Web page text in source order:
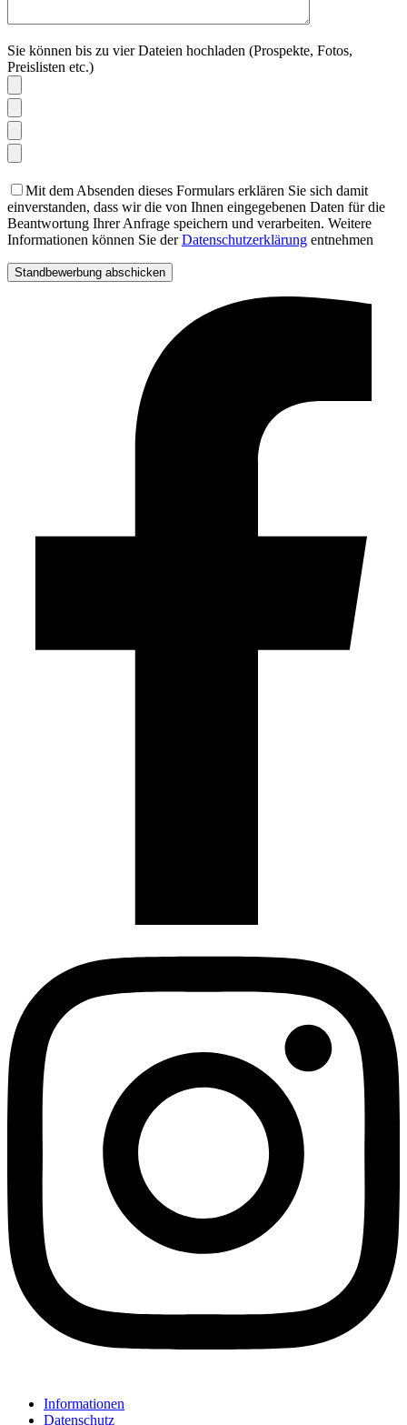
Sie können bis zu vier Dateien hochladen (Prospekte, Fotos,
Preislisten etc.)
Mit dem Absenden dieses Formulars erklären Sie sich damit
einverstanden, dass wir die von Ihnen eingegebenen Daten für die
Beantwortung Ihrer Anfrage speichern und verarbeiten. Weitere
Informationen können Sie derDatenschutzerklärung entnehmen
Informationen
Datenschutz